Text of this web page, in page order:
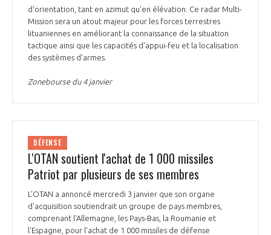
LA MÉDIATION AU-DELÀ DE LA FILIÈRE AÉRONAUTIQUE ET SPATIALE
CHIFFRES CLÉS
LES ENJEUX
COMPÉTITIVITÉ
EMPLOI & FORMATION
ENVIRONNEMENT
INTERNATIONALISATION
LES PUBLICATIONS
DOCUMENTS & BROCHURES
RAPPORTS D'ACTIVITÉS
d'orientation, tant en azimut qu'en élévation. Ce radar Multi-
Mission sera un atout majeur pour les forces terrestres
lituaniennes en améliorant la connaissance de la situation
tactique ainsi que les capacités d'appui-feu et la localisation
des systèmes d'armes.
Zonebourse du 4 janvier
DÉFENSE
L'OTAN soutient l'achat de 1 000 missiles
Patriot par plusieurs de ses membres
L’OTAN a annoncé mercredi 3 janvier que son organe
d'acquisition soutiendrait un groupe de pays membres,
comprenant l'Allemagne, les Pays-Bas, la Roumanie et
l'Espagne, pour l'achat de 1 000 missiles de défense